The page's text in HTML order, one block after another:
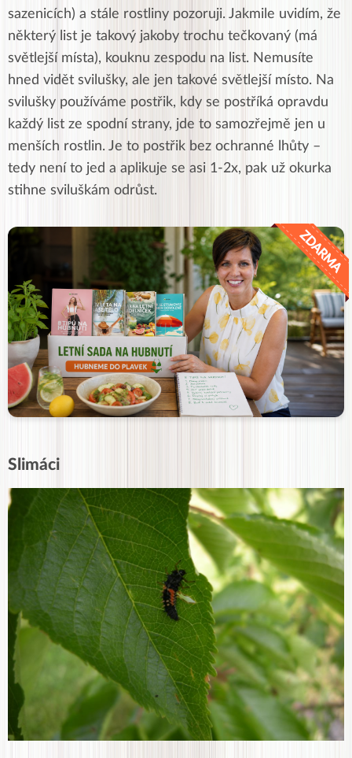
sazenicích) a stále rostliny pozoruji. Jakmile uvidím, že
některý list je takový jakoby trochu tečkovaný (má
světlejší místa), kouknu zespodu na list. Nemusíte
hned vidět svilušky, ale jen takové světlejší místo. Na
svilušky používáme postřik, kdy se postříká opravdu
každý list ze spodní strany, jde to samozřejmě jen u
menších rostlin. Je to postřik bez ochranné lhůty –
tedy není to jed a aplikuje se asi 1-2x, pak už okurka
stihne sviluškám odrůst.
Slimáci